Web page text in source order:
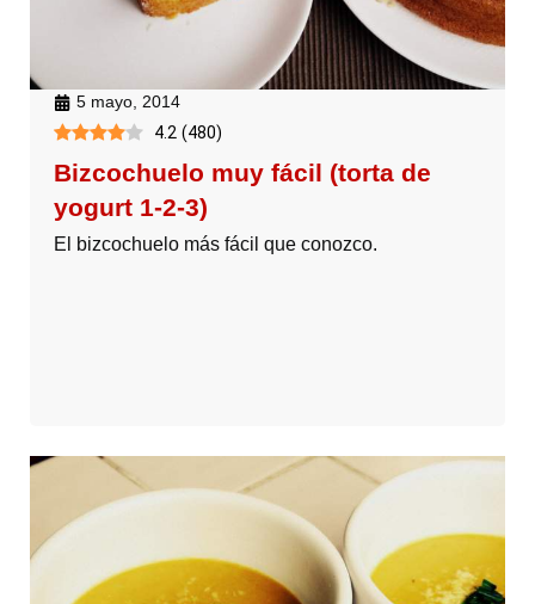
5 mayo, 2014
4.2 (480)
Bizcochuelo muy fácil (torta de
yogurt 1-2-3)
El bizcochuelo más fácil que conozco.